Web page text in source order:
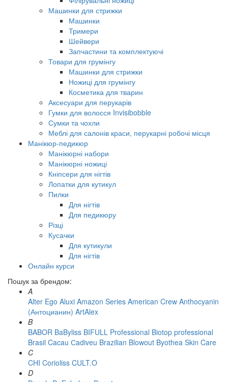
Машинки для стрижки
Машинки
Тримери
Шейвери
Запчастини та комплектуючі
Товари для грумінгу
Машинки для стрижки
Ножиці для грумінгу
Косметика для тварин
Аксесуари для перукарів
Гумки для волосся Invisibobble
Сумки та чохли
Меблі для салонів краси, перукарні робочі місця
Манікюр-педикюр
Манікюрні набори
Манікюрні ножиці
Кніпсери для нігтів
Лопатки для кутикул
Пилки
Для нігтів
Для педикюру
Різці
Кусачки
Для кутикули
Для нігтів
Онлайн курси
Пошук за брендом:
A
Alter Ego Aluxi Amazon Series American Crew Anthocyanin
(Антоцианин) ArtAlex
B
BABOR BaByliss BIFULL Professional Biotop professional
Brasil Cacau Сadiveu Brazilian Blowout Byothea Skin Care
C
CHI Corioliss CULT.O
D